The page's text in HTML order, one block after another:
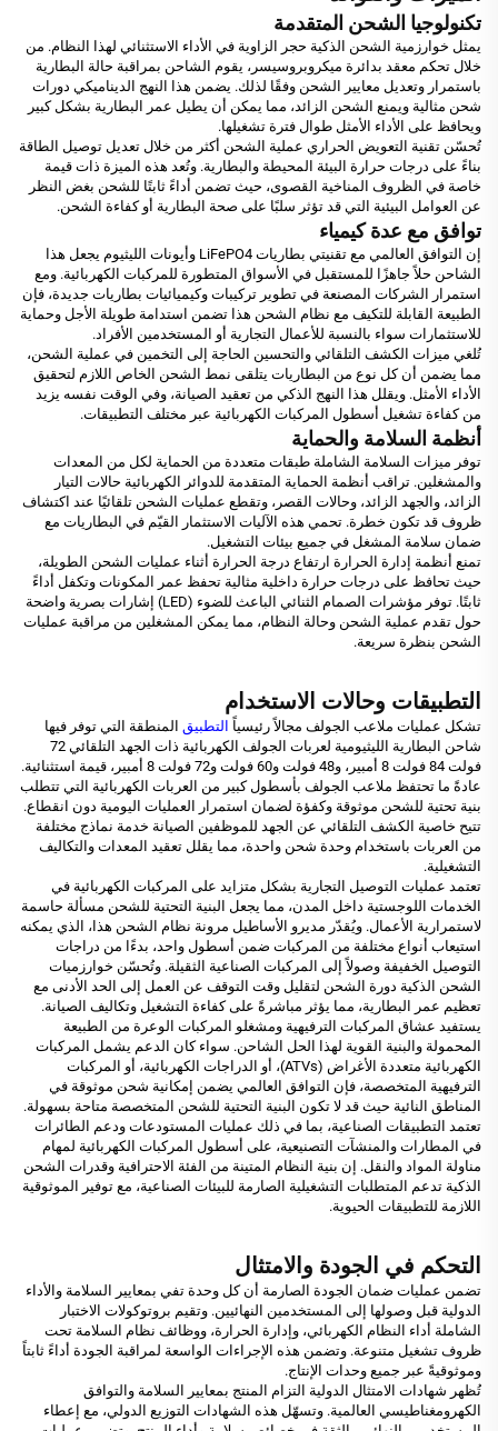
تكنولوجيا الشحن المتقدمة
يمثل خوارزمية الشحن الذكية حجر الزاوية في الأداء الاستثنائي لهذا النظام. من
خلال تحكم معقد بدائرة ميكروبروسيسر، يقوم الشاحن بمراقبة حالة البطارية
باستمرار وتعديل معايير الشحن وفقًا لذلك. يضمن هذا النهج الديناميكي دورات
شحن مثالية ويمنع الشحن الزائد، مما يمكن أن يطيل عمر البطارية بشكل كبير
ويحافظ على الأداء الأمثل طوال فترة تشغيلها.
تُحسّن تقنية التعويض الحراري عملية الشحن أكثر من خلال تعديل توصيل الطاقة
بناءً على درجات حرارة البيئة المحيطة والبطارية. وتُعد هذه الميزة ذات قيمة
خاصة في الظروف المناخية القصوى، حيث تضمن أداءً ثابتًا للشحن بغض النظر
عن العوامل البيئية التي قد تؤثر سلبًا على صحة البطارية أو كفاءة الشحن.
توافق مع عدة كيمياء
إن التوافق العالمي مع تقنيتي بطاريات LiFePO4 وأيونات الليثيوم يجعل هذا
الشاحن حلاً جاهزًا للمستقبل في الأسواق المتطورة للمركبات الكهربائية. ومع
استمرار الشركات المصنعة في تطوير تركيبات وكيميائيات بطاريات جديدة، فإن
الطبيعة القابلة للتكيف مع نظام الشحن هذا تضمن استدامة طويلة الأجل وحماية
للاستثمارات سواء بالنسبة للأعمال التجارية أو المستخدمين الأفراد.
تُلغي ميزات الكشف التلقائي والتحسين الحاجة إلى التخمين في عملية الشحن،
مما يضمن أن كل نوع من البطاريات يتلقى نمط الشحن الخاص اللازم لتحقيق
الأداء الأمثل. ويقلل هذا النهج الذكي من تعقيد الصيانة، وفي الوقت نفسه يزيد
من كفاءة تشغيل أسطول المركبات الكهربائية عبر مختلف التطبيقات.
أنظمة السلامة والحماية
توفر ميزات السلامة الشاملة طبقات متعددة من الحماية لكل من المعدات
والمشغلين. تراقب أنظمة الحماية المتقدمة للدوائر الكهربائية حالات التيار
الزائد، والجهد الزائد، وحالات القصر، وتقطع عمليات الشحن تلقائيًا عند اكتشاف
ظروف قد تكون خطرة. تحمي هذه الآليات الاستثمار القيّم في البطاريات مع
ضمان سلامة المشغل في جميع بيئات التشغيل.
تمنع أنظمة إدارة الحرارة ارتفاع درجة الحرارة أثناء عمليات الشحن الطويلة،
حيث تحافظ على درجات حرارة داخلية مثالية تحفظ عمر المكونات وتكفل أداءً
ثابتًا. توفر مؤشرات الصمام الثنائي الباعث للضوء (LED) إشارات بصرية واضحة
حول تقدم عملية الشحن وحالة النظام، مما يمكن المشغلين من مراقبة عمليات
الشحن بنظرة سريعة.
التطبيقات وحالات الاستخدام
تشكل عمليات ملاعب الجولف مجالاً رئيسياً التطبيق المنطقة التي توفر فيها
شاحن البطارية الليثيومية لعربات الجولف الكهربائية ذات الجهد التلقائي 72
فولت 84 فولت 8 أمبير، و48 فولت و60 فولت و72 فولت 8 أمبير، قيمة استثنائية.
عادةً ما تحتفظ ملاعب الجولف بأسطول كبير من العربات الكهربائية التي تتطلب
بنية تحتية للشحن موثوقة وكفؤة لضمان استمرار العمليات اليومية دون انقطاع.
تتيح خاصية الكشف التلقائي عن الجهد للموظفين الصيانة خدمة نماذج مختلفة
من العربات باستخدام وحدة شحن واحدة، مما يقلل تعقيد المعدات والتكاليف
التشغيلية.
تعتمد عمليات التوصيل التجارية بشكل متزايد على المركبات الكهربائية في
الخدمات اللوجستية داخل المدن، مما يجعل البنية التحتية للشحن مسألة حاسمة
لاستمرارية الأعمال. ويُقدّر مديرو الأساطيل مرونة نظام الشحن هذا، الذي يمكنه
استيعاب أنواع مختلفة من المركبات ضمن أسطول واحد، بدءًا من دراجات
التوصيل الخفيفة وصولاً إلى المركبات الصناعية الثقيلة. وتُحسّن خوارزميات
الشحن الذكية دورة الشحن لتقليل وقت التوقف عن العمل إلى الحد الأدنى مع
تعظيم عمر البطارية، مما يؤثر مباشرةً على كفاءة التشغيل وتكاليف الصيانة.
يستفيد عشاق المركبات الترفيهية ومشغلو المركبات الوعرة من الطبيعة
المحمولة والبنية القوية لهذا الحل الشاحن. سواء كان الدعم يشمل المركبات
الكهربائية متعددة الأغراض (ATVs)، أو الدراجات الكهربائية، أو المركبات
الترفيهية المتخصصة، فإن التوافق العالمي يضمن إمكانية شحن موثوقة في
المناطق النائية حيث قد لا تكون البنية التحتية للشحن المتخصصة متاحة بسهولة.
تعتمد التطبيقات الصناعية، بما في ذلك عمليات المستودعات ودعم الطائرات
في المطارات والمنشآت التصنيعية، على أسطول المركبات الكهربائية لمهام
مناولة المواد والنقل. إن بنية النظام المتينة من الفئة الاحترافية وقدرات الشحن
الذكية تدعم المتطلبات التشغيلية الصارمة للبيئات الصناعية، مع توفير الموثوقية
اللازمة للتطبيقات الحيوية.
التحكم في الجودة والامتثال
تضمن عمليات ضمان الجودة الصارمة أن كل وحدة تفي بمعايير السلامة والأداء
الدولية قبل وصولها إلى المستخدمين النهائيين. وتقيم بروتوكولات الاختبار
الشاملة أداء النظام الكهربائي، وإدارة الحرارة، ووظائف نظام السلامة تحت
ظروف تشغيل متنوعة. وتضمن هذه الإجراءات الواسعة لمراقبة الجودة أداءً ثابتاً
وموثوقيةً عبر جميع وحدات الإنتاج.
تُظهر شهادات الامتثال الدولية التزام المنتج بمعايير السلامة والتوافق
الكهرومغناطيسي العالمية. وتسهّل هذه الشهادات التوزيع الدولي، مع إعطاء